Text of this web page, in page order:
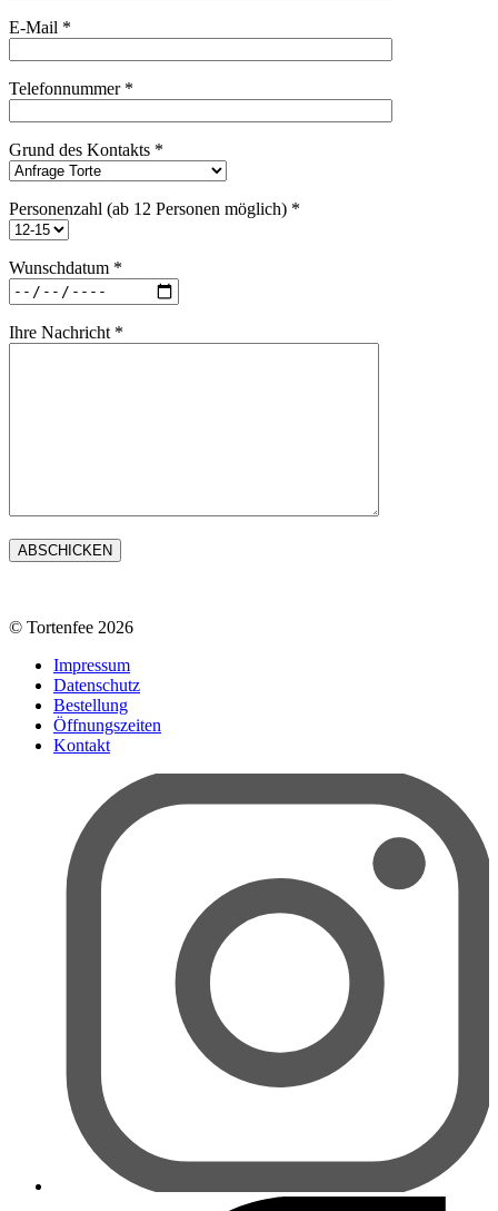
E-Mail *
Telefonnummer *
Grund des Kontakts *
Personenzahl (ab 12 Personen möglich) *
Wunschdatum *
Ihre Nachricht *
© Tortenfee 2026
Impressum
Datenschutz
Bestellung
Öffnungszeiten
Kontakt